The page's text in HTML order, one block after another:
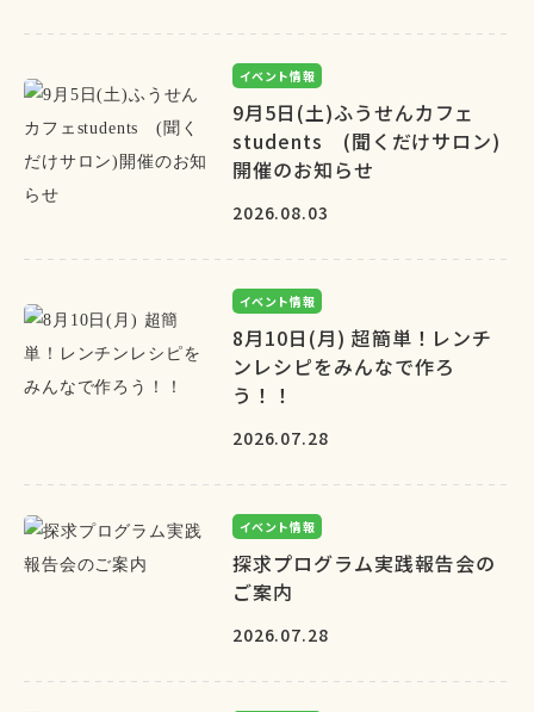
イベント情報
9月5日(土)ふうせんカフェ
students (聞くだけサロン)
開催のお知らせ
2026.08.03
イベント情報
8月10日(月) 超簡単！レンチ
ンレシピをみんなで作ろ
う！！
2026.07.28
イベント情報
探求プログラム実践報告会の
ご案内
2026.07.28